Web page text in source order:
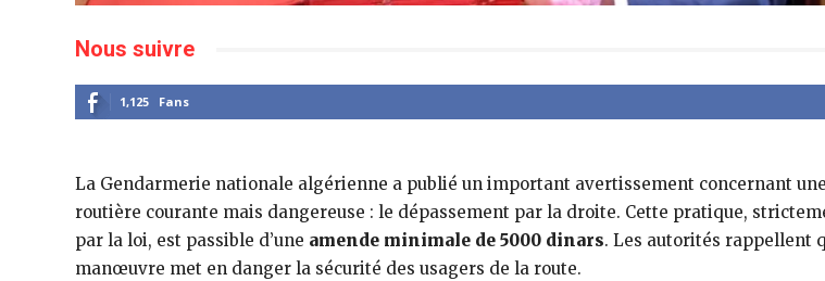
Nous suivre
1,125 Fans
La Gendarmerie nationale algérienne a publié un important avertissement concernant
routière courante mais dangereuse : le dépassement par la droite. Cette pratique,
par la loi, est passible d’une amende minimale de 5000 dinars. Les autorités rappellent
manœuvre met en danger la sécurité des usagers de la route.